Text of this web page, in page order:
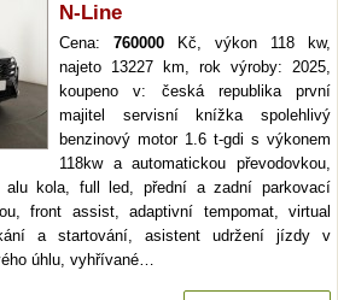
N-Line
Cena: 760000 Kč, výkon 118 kw,
najeto 13227 km, rok výroby: 2025,
koupeno v: česká republika první
majitel servisní knížka spolehlivý
benzinový motor 1.6 t-gdi s výkonem
118kw a automatickou převodovkou,
alu kola, full led, přední a zadní parkovací
front assist, adaptivní tempomat, virtual
a startování, asistent udržení jízdy v
úhlu, vyhřívané…